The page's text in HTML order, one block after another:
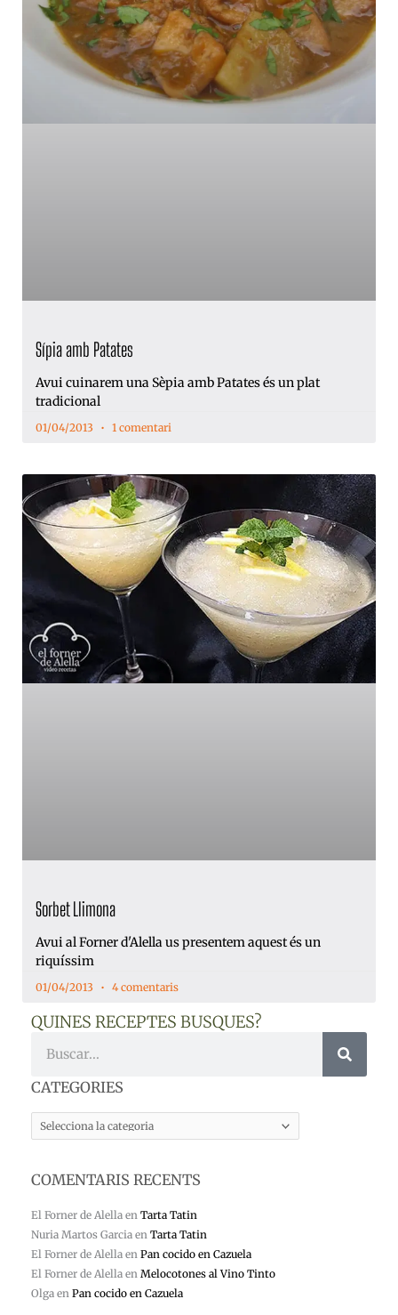
Sípia amb Patates
Avui cuinarem una Sèpia amb Patates és un plat
tradicional
01/04/2013 1 comentari
Sorbet Llimona
Avui al Forner d'Alella us presentem aquest és un
riquíssim
01/04/2013 4 comentaris
QUINES RECEPTES BUSQUES?
CATEGORIES
CATEGORIES
COMENTARIS RECENTS
El Forner de Alella en Tarta Tatin
Nuria Martos Garcia en Tarta Tatin
El Forner de Alella en Pan cocido en Cazuela
El Forner de Alella en Melocotones al Vino Tinto
Olga en Pan cocido en Cazuela